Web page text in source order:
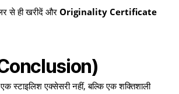
से ही खरीदें और Originality Certificate
(Conclusion)
स्टाइलिश एक्सेसरी नहीं, बल्कि एक शक्तिशाली